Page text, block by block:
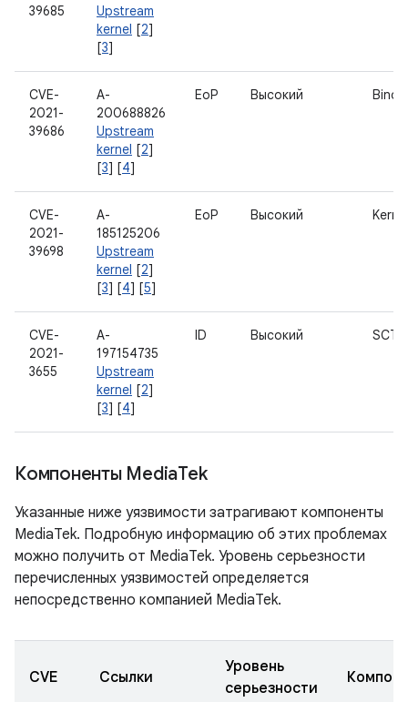
39685
Upstream
kernel [2]
[3]
CVE-
2021-
39686
A-
200688826
Upstream
kernel [2]
[3] [4]
EoP Высокий
CVE-
2021-
39698
A-
185125206
Upstream
kernel [2]
[3] [4] [5]
EoP Высокий Kernel
CVE-
2021-
3655
A-
197154735
Upstream
kernel [2]
[3] [4]
ID Высокий SCTP
Компоненты MediaTek
Указанные ниже уязвимости затрагивают компоненты
MediaTek. Подробную информацию об этих проблемах
можно получить от MediaTek. Уровень серьезности
перечисленных уязвимостей определяется
непосредственно компанией MediaTek.
CVE Ссылки
Уровень
серьезности